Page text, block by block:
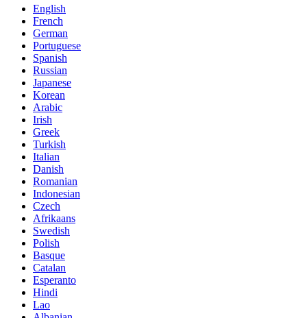
English
French
German
Portuguese
Spanish
Russian
Japanese
Korean
Arabic
Irish
Greek
Turkish
Italian
Danish
Romanian
Indonesian
Czech
Afrikaans
Swedish
Polish
Basque
Catalan
Esperanto
Hindi
Lao